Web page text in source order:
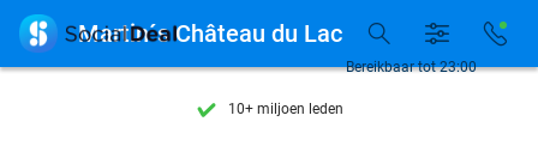
7 dagen per week beschikbaar
10+ miljoen leden
Bereikbaar tot 23:00
 Martin´s Château du Lac